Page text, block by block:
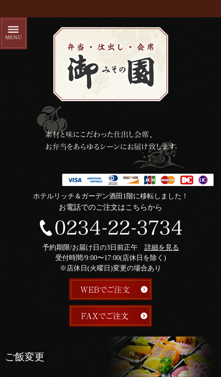
ホテルリッチ＆ガーデン酒田1階に移転しました！
お電話でのご注文はこちらから
予約期限/お届け日の3日前正午 詳細を見る
受付時間/9:00〜17:00(店休日を除く)
※店休日(火曜日)変更の場合あり
ご飯変更